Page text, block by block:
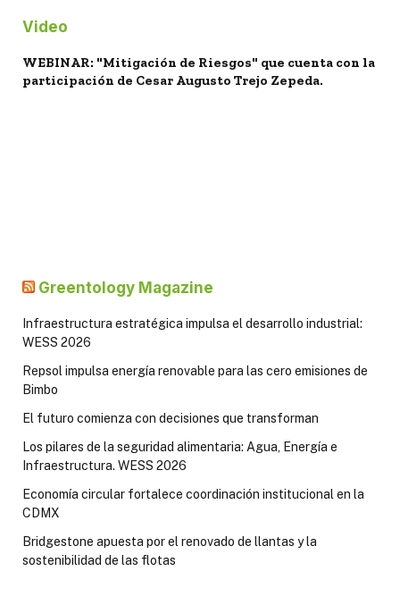
Video
WEBINAR: "Mitigación de Riesgos" que cuenta con la
participación de Cesar Augusto Trejo Zepeda.
Greentology Magazine
Infraestructura estratégica impulsa el desarrollo industrial:
WESS 2026
Repsol impulsa energía renovable para las cero emisiones de
Bimbo
El futuro comienza con decisiones que transforman
Los pilares de la seguridad alimentaria: Agua, Energía e
Infraestructura. WESS 2026
Economía circular fortalece coordinación institucional en la
CDMX
Bridgestone apuesta por el renovado de llantas y la
sostenibilidad de las flotas